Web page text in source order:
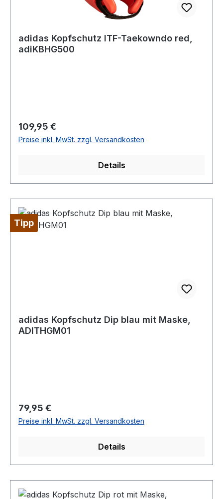
adidas Kopfschutz ITF-Taekowndo red,
adiKBHG500
Regulärer Preis:
109,95 €
Preise inkl. MwSt. zzgl. Versandkosten
Details
Tipp
adidas Kopfschutz Dip blau mit Maske,
ADITHGM01
Regulärer Preis:
79,95 €
Preise inkl. MwSt. zzgl. Versandkosten
Details